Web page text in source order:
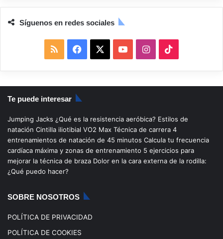
Síguenos en redes sociales
S
S
a
c
b
o
o
u
u
b
I
n
s
a
g
i
k
o
k
Te puede interesar
Jumping Jacks ¿Qué es la resistencia aeróbica? Estilos de
natación Cintilla iliotibial VO2 Max Técnica de carrera 4
entrenamientos de natación de 45 minutos Calcula tu frecuencia
cardíaca máxima y zonas de entrenamiento 5 ejercicios para
mejorar la técnica de braza Dolor en la cara externa de la rodilla:
¿Qué puedo hacer?
SOBRE NOSOTROS
POLÍTICA DE PRIVACIDAD
POLÍTICA DE COOKIES